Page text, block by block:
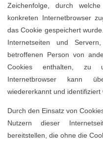
Zeichenfolge, durch
konkreten Internetbrowser
das Cookie gespeichert
Internetseiten und
betroffenen Person von
Cookies enthalten, zu
Internetbrowser kann
wiedererkannt und identifiziert
Durch den Einsatz von
Nutzern dieser
bereitstellen, die ohne die